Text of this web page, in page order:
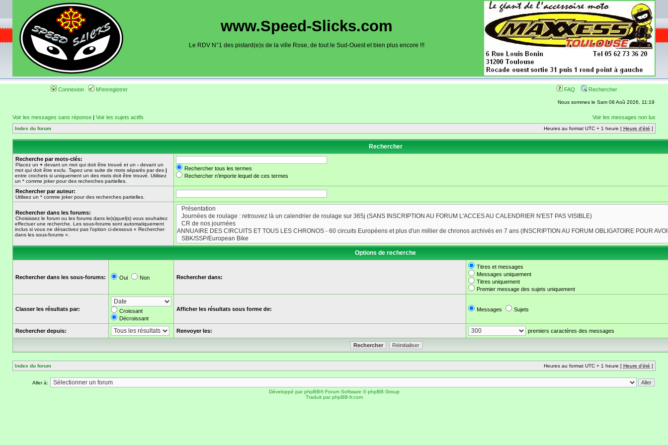
www.Speed-Slicks.com
Le RDV N°1 des pistard(e)s de la ville Rose, de tout le Sud-Ouest et bien plus encore !!!
Connexion M'enregistrer FAQ Rechercher
Nous sommes le Sam 08 Aoû 2026, 11:19
Voir les messages sans réponse | Voir les sujets actifs Voir les messages non lus
Index du forum Heures au format UTC + 1 heure [ Heure d'été ]
Rechercher
Recherche par mots-clés:
Placez un + devant un mot qui doit être trouvé et un - devant un
mot qui doit être exclu. Tapez une suite de mots séparés par des |
entre crochets si uniquement un des mots doit être trouvé. Utilisez
un * comme joker pour des recherches partielles.
Rechercher tous les termes
Rechercher n’importe lequel de ces termes
Rechercher par auteur:
Utilisez un * comme joker pour des recherches partielles.
Rechercher dans les forums:
Choisissez le forum ou les forums dans le(s)quel(s) vous souhaitez
effectuer une recherche. Les sous-forums sont automatiquement
inclus si vous ne désactivez pas l’option ci-dessous « Rechercher
dans les sous-forums ».
Options de recherche
Rechercher dans les sous-forums: Oui Non Rechercher dans:
Titres et messages
Messages uniquement
Titres uniquement
Premier message des sujets uniquement
Classer les résultats par:
Croissant
Décroissant
Afficher les résultats sous forme de: Messages Sujets
Rechercher depuis: Renvoyer les: premiers caractères des messages
Index du forum Heures au format UTC + 1 heure [ Heure d'été ]
Aller à:
Développé parphpBB® Forum Software © phpBB Group
Traduit parphpBB-fr.com